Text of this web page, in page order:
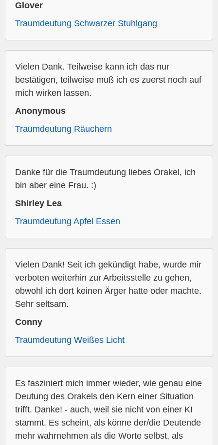
Glover
Traumdeutung Schwarzer Stuhlgang
Vielen Dank. Teilweise kann ich das nur
bestätigen, teilweise muß ich es zuerst noch auf
mich wirken lassen.
Anonymous
Traumdeutung Räuchern
Danke für die Traumdeutung liebes Orakel, ich
bin aber eine Frau. :)
Shirley Lea
Traumdeutung Apfel Essen
Vielen Dank! Seit ich gekündigt habe, wurde mir
verboten weiterhin zur Arbeitsstelle zu gehen,
obwohl ich dort keinen Ärger hatte oder machte.
Sehr seltsam.
Conny
Traumdeutung Weißes Licht
Es fasziniert mich immer wieder, wie genau eine
Deutung des Orakels den Kern einer Situation
trifft. Danke! - auch, weil sie nicht von einer KI
stammt. Es scheint, als könne der/die Deutende
mehr wahrnehmen als die Worte selbst, als